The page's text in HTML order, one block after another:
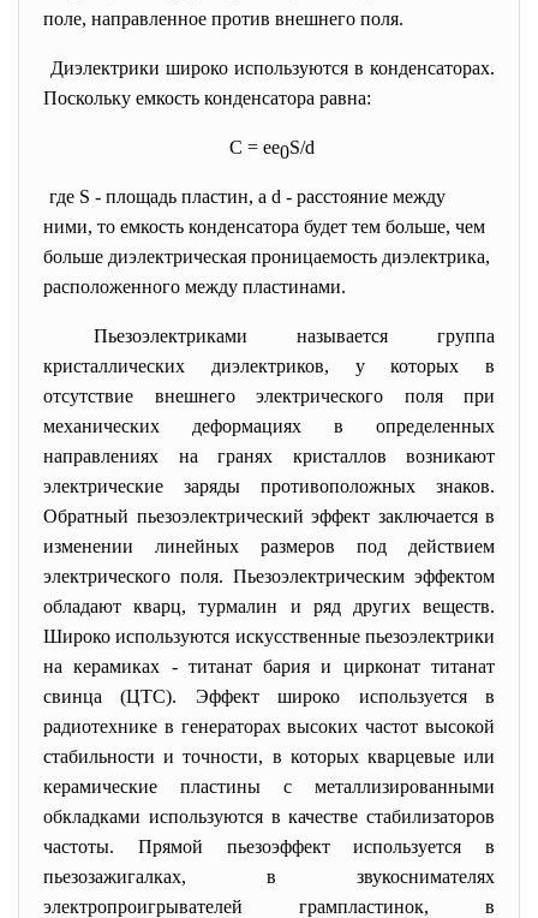
поле, направленное против внешнего поля.
Диэлектрики широко используются в конденсаторах.
Поскольку емкость конденсатора равна:
C = ee0S/d
где S - площадь пластин, а d - расстояние между
ними, то емкость конденсатора будет тем больше, чем
больше диэлектрическая проницаемость диэлектрика,
расположенного между пластинами.
Пьезоэлектриками называется группа
кристаллических диэлектриков, у которых в
отсутствие внешнего электрического поля при
механических деформациях в определенных
направлениях на гранях кристаллов возникают
электрические заряды противоположных знаков.
Обратный пьезоэлектрический эффект заключается в
изменении линейных размеров под действием
электрического поля. Пьезоэлектрическим эффектом
обладают кварц, турмалин и ряд других веществ.
Широко используются искусственные пьезоэлектрики
на керамиках - титанат бария и цирконат титанат
свинца (ЦТС). Эффект широко используется в
радиотехнике в генераторах высоких частот высокой
стабильности и точности, в которых кварцевые или
керамические пластины с металлизированными
обкладками используются в качестве стабилизаторов
частоты. Прямой пьезоэффект используется в
пьезозажигалках, в звукоснимателях
электропроигрывателей грампластинок, в